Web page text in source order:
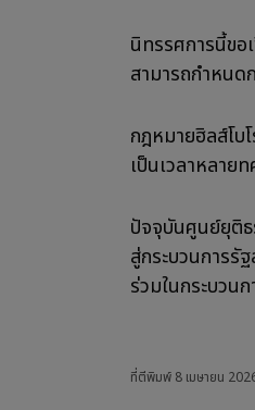
นิทรรศการนี้ขอ
สามารถกำหน
กฎหมายฮิลส์โบ
เป็นเวลาหลาย
ปัจจุบันศูนย์ยุติธ
สู่กระบวนการรั
ร่วมในกระบวน
ที่ตีพิมพ์ 8 เมษายน